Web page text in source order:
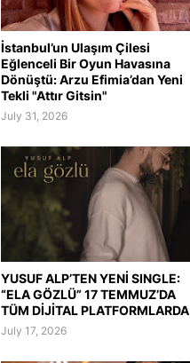
İstanbul’un Ulaşım Çilesi
Eğlenceli Bir Oyun Havasına
Dönüştü: Arzu Efimia’dan Yeni
Tekli "Attır Gitsin"
July 31, 2026
YUSUF ALP’TEN YENİ SINGLE:
“ELA GÖZLÜ” 17 TEMMUZ’DA
TÜM DİJİTAL PLATFORMLARDA
July 17, 2026